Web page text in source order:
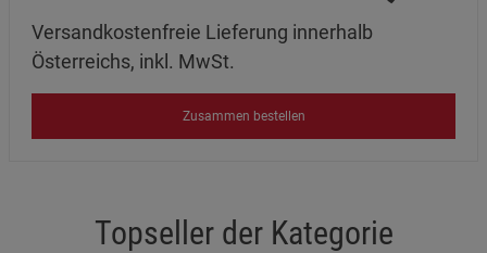
Versandkostenfreie Lieferung innerhalb
Österreichs, inkl. MwSt.
Zusammen bestellen
Topseller der Kategorie